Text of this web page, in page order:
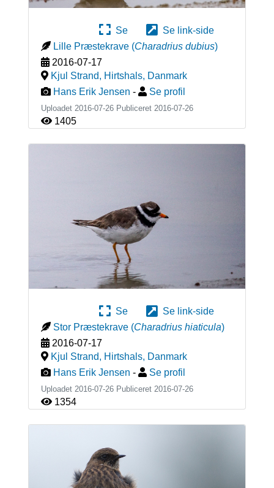
Se
Se link-side
Lille Præstekrave (Charadrius dubius)
2016-07-17
Kjul Strand, Hirtshals, Danmark
Hans Erik Jensen - Se profil
Uploadet 2016-07-26 Publiceret 2016-07-26
1405
Se
Se link-side
Stor Præstekrave (Charadrius hiaticula)
2016-07-17
Kjul Strand, Hirtshals, Danmark
Hans Erik Jensen - Se profil
Uploadet 2016-07-26 Publiceret 2016-07-26
1354